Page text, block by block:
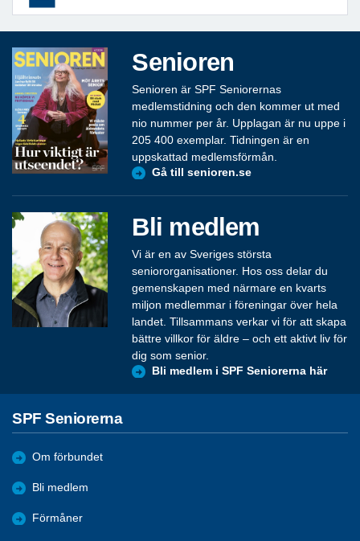
Senioren
Senioren är SPF Seniorernas
medlemstidning och den kommer ut med
nio nummer per år. Upplagan är nu uppe i
205 400 exemplar. Tidningen är en
uppskattad medlemsförmån.
Gå till senioren.se
Bli medlem
Vi är en av Sveriges största
seniororganisationer. Hos oss delar du
gemenskapen med närmare en kvarts
miljon medlemmar i föreningar över hela
landet. Tillsammans verkar vi för att skapa
bättre villkor för äldre – och ett aktivt liv för
dig som senior.
Bli medlem i SPF Seniorerna här
SPF Seniorerna
Om förbundet
Bli medlem
Förmåner